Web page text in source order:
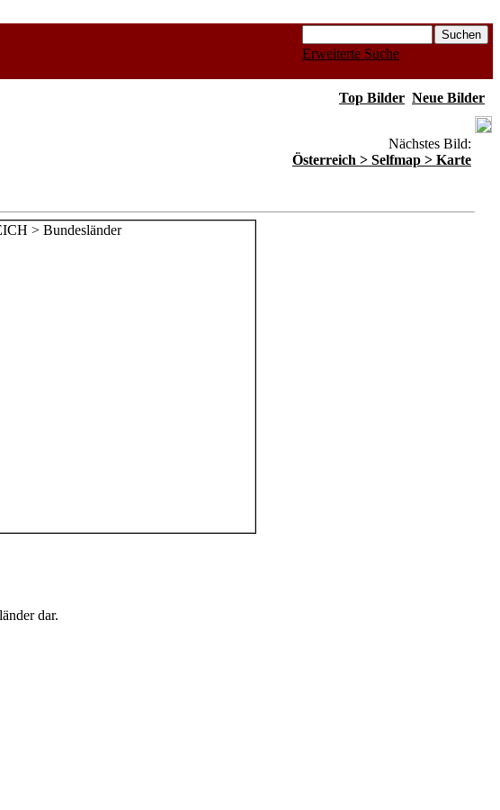
Erweiterte Suche
Top Bilder Neue Bilder
Nächstes Bild:
Österreich > Selfmap > Karte
dar.